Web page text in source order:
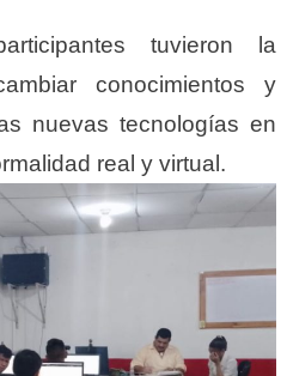
tuvieron la
conocimientos y
nuevas tecnologías en
real y virtual.